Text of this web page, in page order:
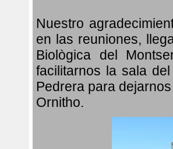
Nuestro
en las reuniones,
Biològica del
facilitarnos la sala
Pedrera para
Ornitho.